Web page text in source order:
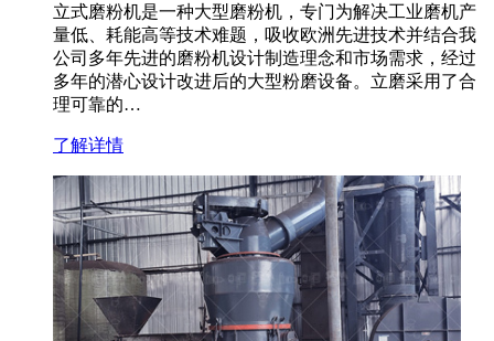
立式磨粉机是一种大型磨粉机，专门为解决工业磨机产
量低、耗能高等技术难题，吸收欧洲先进技术并结合我
公司多年先进的磨粉机设计制造理念和市场需求，经过
多年的潜心设计改进后的大型粉磨设备。立磨采用了合
理可靠的…
了解详情